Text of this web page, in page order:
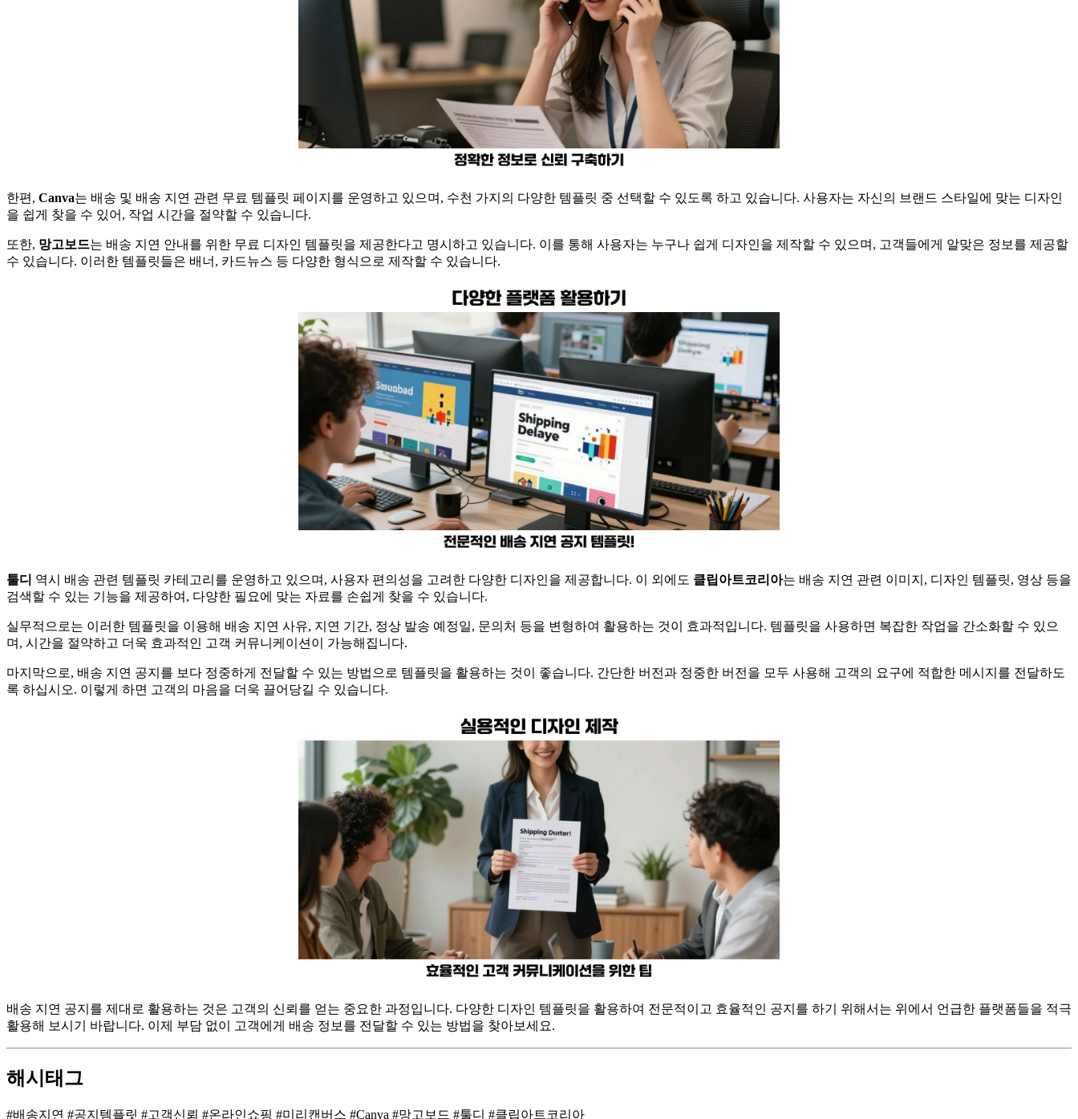
한편, Canva는 배송 및 배송 지연 관련 무료 템플릿 페이지를 운영하고 있으며, 수천 가지의 다양한 템플릿 중 선택할 수 있도록 하고 있습니다. 사용자는 자신의 브랜드 스타일에 맞는 디자인
을 쉽게 찾을 수 있어, 작업 시간을 절약할 수 있습니다.
또한, 망고보드는 배송 지연 안내를 위한 무료 디자인 템플릿을 제공한다고 명시하고 있습니다. 이를 통해 사용자는 누구나 쉽게 디자인을 제작할 수 있으며, 고객들에게 알맞은 정보를 제공할
수 있습니다. 이러한 템플릿들은 배너, 카드뉴스 등 다양한 형식으로 제작할 수 있습니다.
툴디 역시 배송 관련 템플릿 카테고리를 운영하고 있으며, 사용자 편의성을 고려한 다양한 디자인을 제공합니다. 이 외에도 클립아트코리아는 배송 지연 관련 이미지, 디자인 템플릿, 영상 등을
검색할 수 있는 기능을 제공하여, 다양한 필요에 맞는 자료를 손쉽게 찾을 수 있습니다.
실무적으로는 이러한 템플릿을 이용해 배송 지연 사유, 지연 기간, 정상 발송 예정일, 문의처 등을 변형하여 활용하는 것이 효과적입니다. 템플릿을 사용하면 복잡한 작업을 간소화할 수 있으
며, 시간을 절약하고 더욱 효과적인 고객 커뮤니케이션이 가능해집니다.
마지막으로, 배송 지연 공지를 보다 정중하게 전달할 수 있는 방법으로 템플릿을 활용하는 것이 좋습니다. 간단한 버전과 정중한 버전을 모두 사용해 고객의 요구에 적합한 메시지를 전달하도
록 하십시오. 이렇게 하면 고객의 마음을 더욱 끌어당길 수 있습니다.
배송 지연 공지를 제대로 활용하는 것은 고객의 신뢰를 얻는 중요한 과정입니다. 다양한 디자인 템플릿을 활용하여 전문적이고 효율적인 공지를 하기 위해서는 위에서 언급한 플랫폼들을 적극
활용해 보시기 바랍니다. 이제 부담 없이 고객에게 배송 정보를 전달할 수 있는 방법을 찾아보세요.
해시태그
#배송지연 #공지템플릿 #고객신뢰 #온라인쇼핑 #미리캔버스 #Canva #망고보드 #툴디 #클립아트코리아